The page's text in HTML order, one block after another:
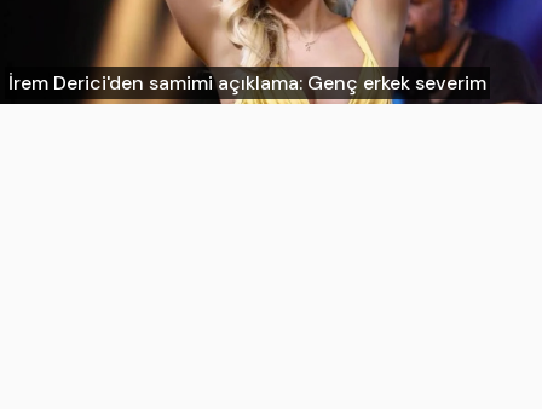
İrem Derici'den samimi açıklama: Genç erkek severim